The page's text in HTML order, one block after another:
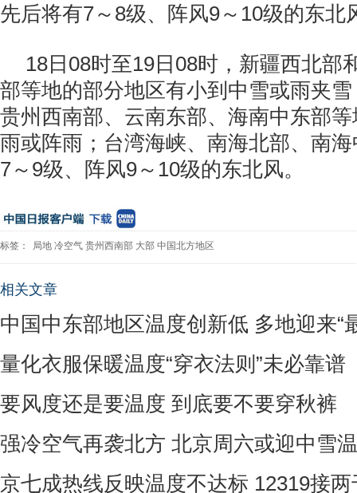
先后将有7～8级、阵风9～10级的东北
18日08时至19日08时，新疆西北部
部等地的部分地区有小到中雪或雨夹
贵州西南部、云南东部、海南中东部
雨或阵雨；台湾海峡、南海北部、南
7～9级、阵风9～10级的东北风。
标签： 局地 冷空气 贵州西南部 大部 中国北方地区
相关文章
中国中东部地区温度创新低 多地迎来“
量化衣服保暖温度“穿衣法则”未必靠谱
要风度还是要温度 到底要不要穿秋裤
强冷空气再袭北方 北京周六或迎中雪
京七成热线反映温度不达标 12319接